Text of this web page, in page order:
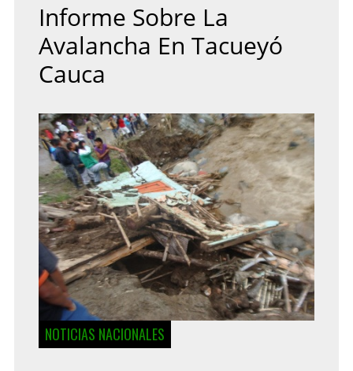
Informe Sobre La
Avalancha En Tacueyó
Cauca
NOTICIAS NACIONALES